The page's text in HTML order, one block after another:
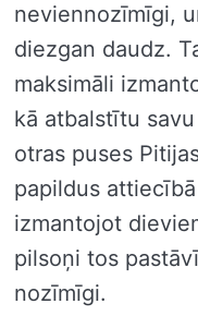
neviennozīmīgi,
diezgan daudz.
maksimāli
kā atbalstītu
otras puses
papildus
izmantojot
pilsoņi tos
nozīmīgi.